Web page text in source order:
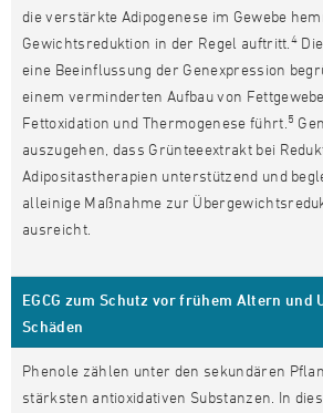
die verstärkte Adipogenese im Gewebe
Gewichtsreduktion in der Regel auftritt. 4
eine Beeinflussung der Genexpression
einem verminderten Aufbau von
Fettoxidation und Thermogenese führt. 5
auszugehen, dass Grünteeextrakt bei
Adipositastherapien unterstützend und
alleinige Maßnahme zur
ausreicht.
EGCG zum Schutz vor frühem Altern und
Schäden
Phenole zählen unter den sekundären
stärksten antioxidativen Substanzen. In